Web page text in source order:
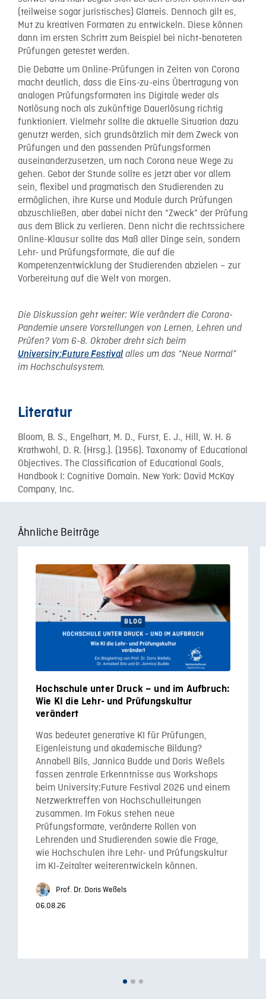
(teilweise sogar juristisches) Glatteis. Dennoch gilt es,
Mut zu kreativen Formaten zu entwickeln. Diese können
dann im ersten Schritt zum Beispiel bei nicht-benoteten
Prüfungen getestet werden.
Die Debatte um Online-Prüfungen in Zeiten von Corona
macht deutlich, dass die Eins-zu-eins Übertragung von
analogen Prüfungsformaten ins Digitale weder als
Notlösung noch als zukünftige Dauerlösung richtig
funktioniert. Vielmehr sollte die aktuelle Situation dazu
genutzt werden, sich grundsätzlich mit dem Zweck von
Prüfungen und den passenden Prüfungsformen
auseinanderzusetzen, um nach Corona neue Wege zu
gehen. Gebot der Stunde sollte es jetzt aber vor allem
sein, flexibel und pragmatisch den Studierenden zu
ermöglichen, ihre Kurse und Module durch Prüfungen
abzuschließen, aber dabei nicht den “Zweck” der Prüfung
aus dem Blick zu verlieren. Denn nicht die rechtssichere
Online-Klausur sollte das Maß aller Dinge sein, sondern
Lehr- und Prüfungsformate, die auf die
Kompetenzentwicklung der Studierenden abzielen – zur
Vorbereitung auf die Welt von morgen.
Die Diskussion geht weiter: Wie verändert die Corona-
Pandemie unsere Vorstellungen von Lernen, Lehren und
Prüfen? Vom 6-8. Oktober dreht sich beim
University:Future Festival alles um das “Neue Normal”
im Hochschulsystem.
Literatur
Bloom, B. S., Engelhart, M. D., Furst, E. J., Hill, W. H. &
Krathwohl, D. R. (Hrsg.). (1956). Taxonomy of Educational
Objectives. The Classification of Educational Goals,
Handbook I: Cognitive Domain. New York: David McKay
Company, Inc.
Ähnliche Beiträge
Hochschule unter Druck – und im Aufbruch:
Wie KI die Lehr- und Prüfungskultur
verändert
Was bedeutet generative KI für Prüfungen,
Eigenleistung und akademische Bildung?
Annabell Bils, Jannica Budde und Doris Weßels
fassen zentrale Erkenntnisse aus Workshops
beim University:Future Festival 2026 und einem
Netzwerktreffen von Hochschulleitungen
zusammen. Im Fokus stehen neue
Prüfungsformate, veränderte Rollen von
Lehrenden und Studierenden sowie die Frage,
wie Hochschulen ihre Lehr- und Prüfungskultur
im KI-Zeitalter weiterentwickeln können.
Prof. Dr. Doris Weßels
06.08.26